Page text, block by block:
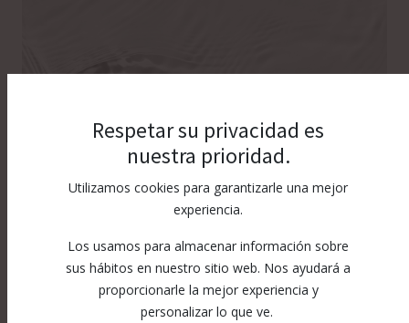
Respetar su privacidad es
nuestra prioridad.
Utilizamos cookies para garantizarle una mejor
experiencia.
Los usamos para almacenar información sobre
sus hábitos en nuestro sitio web. Nos ayudará a
proporcionarle la mejor experiencia y
personalizar lo que ve.